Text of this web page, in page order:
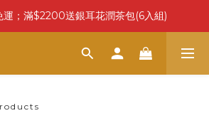
；滿$2200送銀耳花潤茶包(6入組)